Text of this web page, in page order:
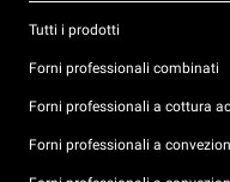
Tutti i prodotti
Forni professionali combinati
Forni professionali a cottura
Forni professionali a